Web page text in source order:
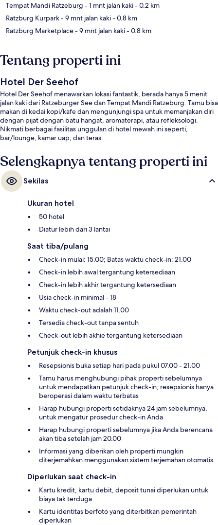
Tempat Mandi Ratzeburg - 1 mnt jalan kaki- 0.2 km
Ratzburg Kurpark- 9 mnt jalan kaki- 0.8 km
Ratzburg Marketplace- 9 mnt jalan kaki- 0.8 km
Tentang properti ini
Hotel Der Seehof
Hotel Der Seehof menawarkan lokasi fantastik, berada hanya 5 menit
jalan kaki dari Ratzeburger See dan Tempat Mandi Ratzeburg. Tamu bisa
makan di kedai kopi/kafe dan mengunjungi spa untuk memanjakan diri
dengan pijat dengan batu hangat, aromaterapi, atau refleksologi.
Nikmati berbagai fasilitas unggulan di hotel mewah ini seperti,
bar/lounge, kamar uap, dan teras.
Selengkapnya tentang properti ini
Sekilas
Ukuran hotel
50 hotel
Diatur lebih dari 3 lantai
Saat tiba/pulang
Check-in mulai: 15.00; Batas waktu check-in: 21.00
Check-in lebih awal tergantung ketersediaan
Check-in lebih akhir tergantung ketersediaan
Usia check-in minimal - 18
Waktu check-out adalah 11.00
Tersedia check-out tanpa sentuh
Check-out lebih akhie tergantung ketersediaan
Petunjuk check-in khusus
Resepsionis buka setiap hari pada pukul 07.00 - 21.00
Tamu harus menghubungi pihak properti sebelumnya
untuk mendapatkan petunjuk check-in; resepsionis hanya
beroperasi dalam waktu terbatas
Harap hubungi properti setidaknya 24 jam sebelumnya,
untuk mengatur prosedur check-in Anda
Harap hubungi properti sebelumnya jika Anda berencana
akan tiba setelah jam 20.00
Informasi yang diberikan oleh properti mungkin
diterjemahkan menggunakan sistem terjemahan otomatis
Diperlukan saat check-in
Kartu kredit, kartu debit, deposit tunai diperlukan untuk
biaya tak terduga
Kartu identitas berfoto yang diterbitkan pemerintah
diperlukan